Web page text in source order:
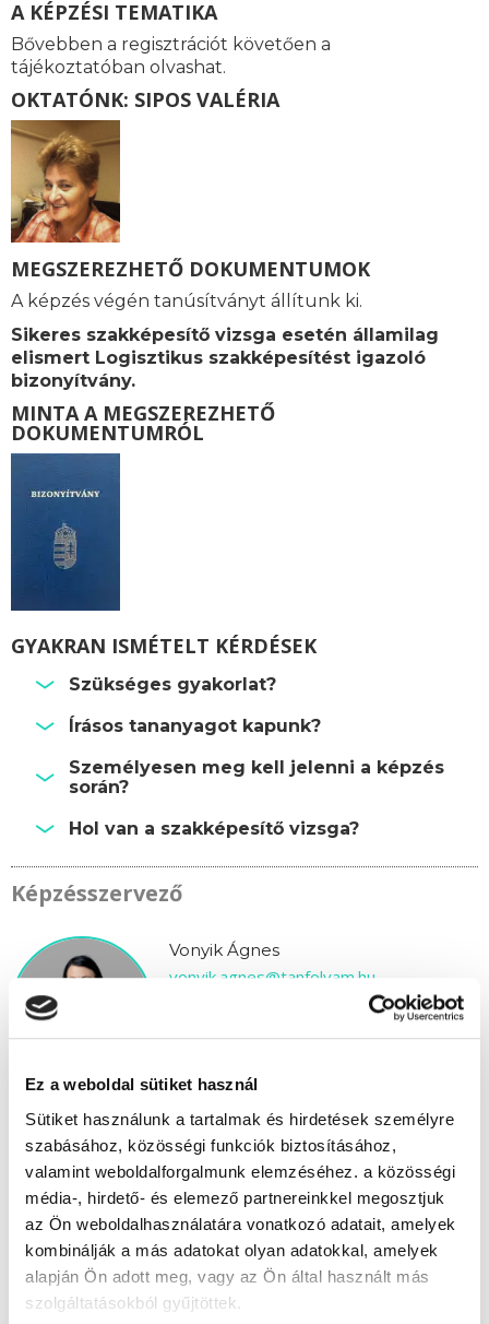
Ez a weboldal sütiket használ
Sütiket használunk a tartalmak és hirdetések személyre
szabásához, közösségi funkciók biztosításához,
valamint weboldalforgalmunk elemzéséhez. a közösségi
média-, hirdető- és elemező partnereinkkel megosztjuk
az Ön weboldalhasználatára vonatkozó adatait, amelyek
kombinálják a más adatokat olyan adatokkal, amelyek
alapján Ön adott meg, vagy az Ön által használt más
szolgáltatásokból gyűjtöttek.
A KÉPZÉSI TEMATIKA
Bővebben a regisztrációt követően a
tájékoztatóban olvashat.
OKTATÓNK: SIPOS VALÉRIA
MEGSZEREZHETŐ DOKUMENTUMOK
A képzés végén tanúsítványt állítunk ki.
Sikeres szakképesítő vizsga esetén államilag
elismert Logisztikus szakképesítést igazoló
bizonyítvány.
MINTA A MEGSZEREZHETŐ
DOKUMENTUMRÓL
GYAKRAN ISMÉTELT KÉRDÉSEK
Szükséges gyakorlat?
Írásos tananyagot kapunk?
Személyesen meg kell jelenni a képzés
során?
Hol van a szakképesítő vizsga?
Képzésszervező
Vonyik Ágnes
vonyik.agnes@tanfolyam.hu
" G " csoport
42 nap az indulásig!
Időtartam:6 hónap
Indulás időpontja:
2026-09-19